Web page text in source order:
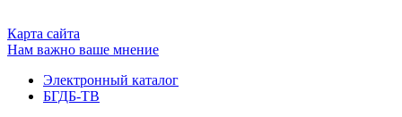
Карта сайта
Нам важно ваше мнение
Электронный каталог
БГДБ-ТВ